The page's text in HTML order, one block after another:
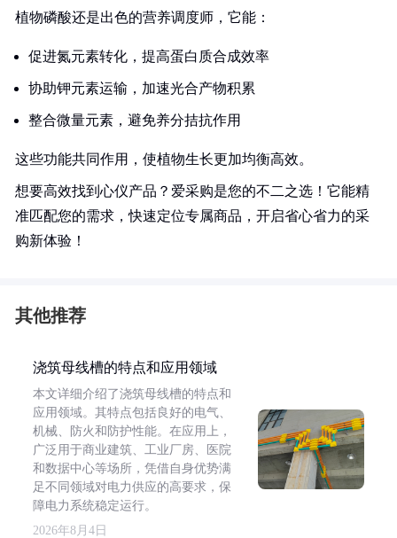
植物磷酸还是出色的营养调度师，它能：
促进氮元素转化，提高蛋白质合成效率
协助钾元素运输，加速光合产物积累
整合微量元素，避免养分拮抗作用
这些功能共同作用，使植物生长更加均衡高效。
想要高效找到心仪产品？爱采购是您的不二之选！它能精
准匹配您的需求，快速定位专属商品，开启省心省力的采
购新体验！
其他推荐
浇筑母线槽的特点和应用领域
本文详细介绍了浇筑母线槽的特点和
应用领域。其特点包括良好的电气、
机械、防火和防护性能。在应用上，
广泛用于商业建筑、工业厂房、医院
和数据中心等场所，凭借自身优势满
足不同领域对电力供应的高要求，保
障电力系统稳定运行。
2026年8月4日